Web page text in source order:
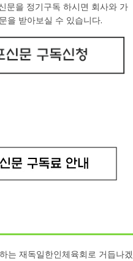
문을 정기구독 하시면 회사와 가
을 받아보실 수 있습니다.
는 재독일한인체육회로 거듭나겠